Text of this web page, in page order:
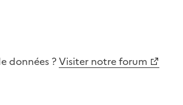
données ?Visiter notre forum